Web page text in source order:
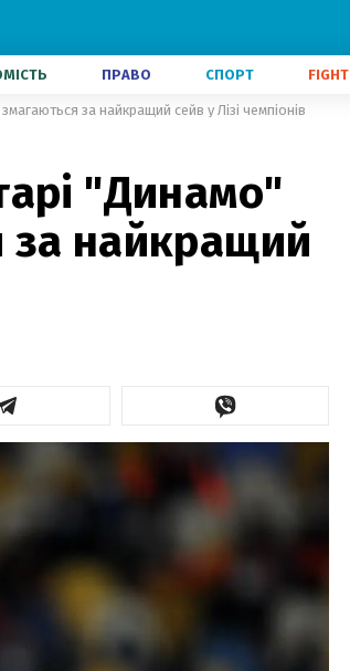
ПРАВО СПОРТ FIGHT
за найкращий сейв у Лізі чемпіонів
"Динамо"
за найкращий